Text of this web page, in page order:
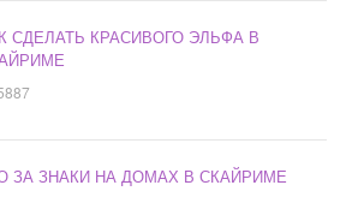
СДЕЛАТЬ КРАСИВОГО ЭЛЬФА В
ЗА ЗНАКИ НА ДОМАХ В СКАЙРИМЕ